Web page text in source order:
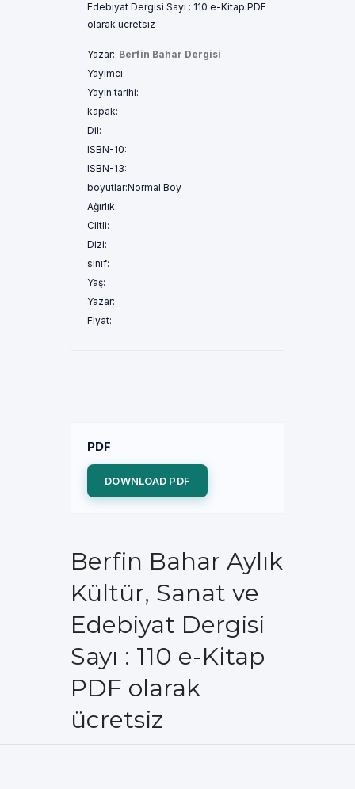
Edebiyat Dergisi Sayı : 110 e-Kitap PDF
olarak ücretsiz
Yazar: Berfin Bahar Dergisi
Yayımcı:
Yayın tarihi:
kapak:
Dil:
ISBN-10:
ISBN-13:
boyutlar:Normal Boy
Ağırlık:
Ciltli:
Dizi:
sınıf:
Yaş:
Yazar:
Fiyat:
PDF
DOWNLOAD PDF
Berfin Bahar Aylık
Kültür, Sanat ve
Edebiyat Dergisi
Sayı : 110 e-Kitap
PDF olarak
ücretsiz